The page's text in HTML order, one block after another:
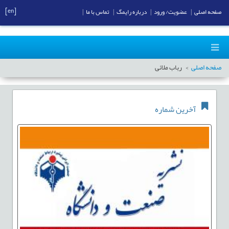
صفحه اصلی رباب ملائی
آخرین شماره
صفحه اصلی عضویت/ ورود درباره رایمگ تماس با ما